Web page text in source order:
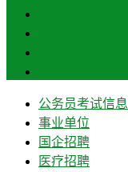
公务员考试信息
事业单位
国企招聘
医疗招聘